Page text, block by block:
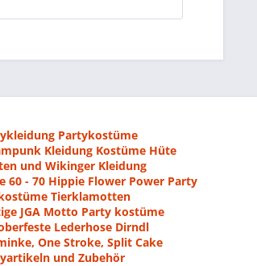
Partykostüme
Kleidung Kostüme Hüte
und Wikinger Kleidung
60 - 70 Hippie Flower Power Party
Tierklamotten
JGA Motto Party kostüme
Lederhose Dirndl
One Stroke, Split Cake
und Zubehör